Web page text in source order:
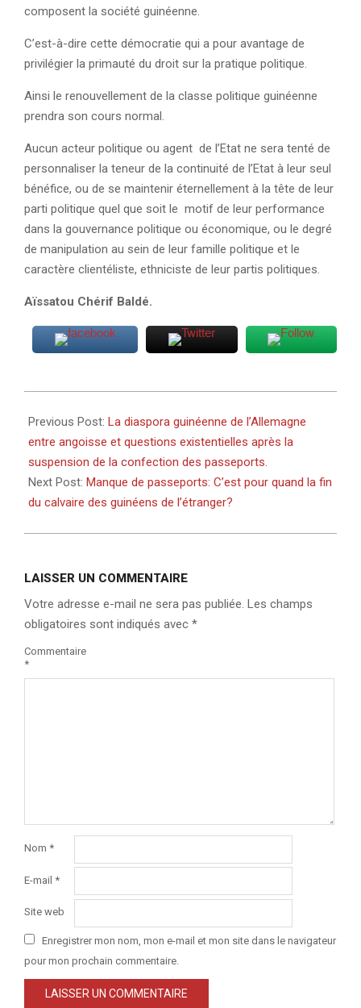
composent la société guinéenne.
C’est-à-dire cette démocratie qui a pour avantage de
privilégier la primauté du droit sur la pratique politique.
Ainsi le renouvellement de la classe politique guinéenne
prendra son cours normal.
Aucun acteur politique ou agent de l’Etat ne sera tenté de
personnaliser la teneur de la continuité de l’Etat à leur seul
bénéfice, ou de se maintenir éternellement à la tête de leur
parti politique quel que soit le motif de leur performance
dans la gouvernance politique ou économique, ou le degré
de manipulation au sein de leur famille politique et le
caractère clientéliste, ethniciste de leur partis politiques.
Aïssatou Chérif Baldé.
02-
08
Previous Post: La diaspora guinéenne de l’Allemagne
entre angoisse et questions existentielles après la
suspension de la confection des passeports.
Next Post: Manque de passeports: C’est pour quand la fin
du calvaire des guinéens de l’étranger?
LAISSER UN COMMENTAIRE
Votre adresse e-mail ne sera pas publiée. Les champs
obligatoires sont indiqués avec *
Commentaire
*
Nom *
E-mail *
Site web
Enregistrer mon nom, mon e-mail et mon site dans le navigateur
pour mon prochain commentaire.